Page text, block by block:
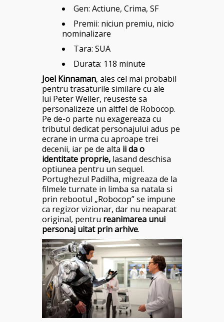
Gen: Actiune, Crima, SF
Premii: niciun premiu, nicio
nominalizare
Tara: SUA
Durata: 118 minute
Joel Kinnaman, ales cel mai probabil
pentru trasaturile similare cu ale
lui Peter Weller, reuseste sa
personalizeze un altfel de Robocop.
Pe de-o parte nu exagereaza cu
tributul dedicat personajului adus pe
ecrane in urma cu aproape trei
decenii, iar pe de alta ii da o
identitate proprie, lasand deschisa
optiunea pentru un sequel.
Portughezul Padilha, migreaza de la
filmele turnate in limba sa natala si
prin rebootul „Robocop” se impune
ca regizor vizionar, dar nu neaparat
original, pentru reanimarea unui
personaj uitat prin arhive.